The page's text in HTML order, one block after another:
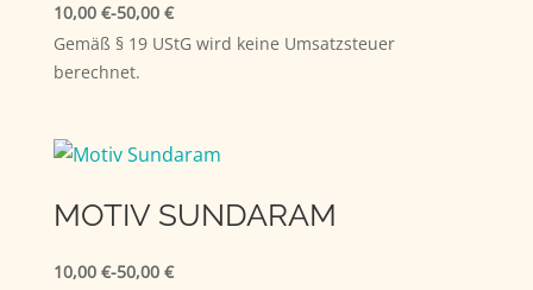
10,00 €-50,00 €
Gemäß § 19 UStG wird keine Umsatzsteuer
berechnet.
MOTIV SUNDARAM
10,00 €-50,00 €